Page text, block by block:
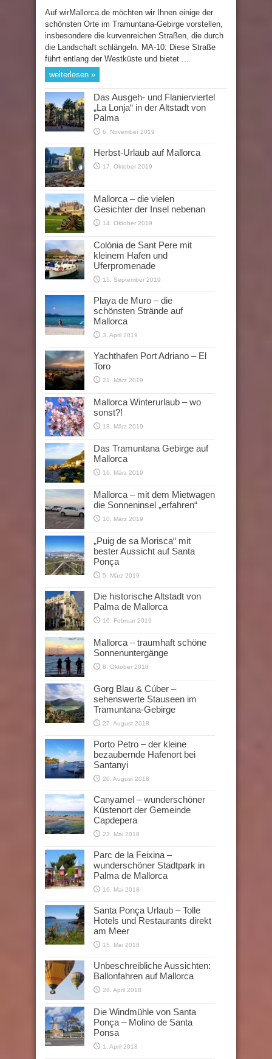
Auf wirMallorca.de möchten wir Ihnen einige der
schönsten Orte im Tramuntana-Gebirge vorstellen,
insbesondere die kurvenreichen Straßen, die durch
die Landschaft schlängeln. MA-10: Diese Straße
führt entlang der Westküste und bietet ...
weiterlesen »
Das Ausgeh- und Flanierviertel
„La Lonja“ in der Altstadt von
Palma
6. November 2019
Herbst-Urlaub auf Mallorca
17. Oktober 2019
Mallorca – die vielen
Gesichter der Insel nebenan
14. Oktober 2019
Colònia de Sant Pere mit
kleinem Hafen und
Uferpromenade
15. September 2019
Playa de Muro – die
schönsten Strände auf
Mallorca
3. April 2019
Yachthafen Port Adriano – El
Toro
21. März 2019
Mallorca Winterurlaub – wo
sonst?!
18. März 2019
Das Tramuntana Gebirge auf
Mallorca
16. März 2019
Mallorca – mit dem Mietwagen
die Sonneninsel „erfahren“
10. März 2019
„Puig de sa Morisca“ mit
bester Aussicht auf Santa
Ponça
5. März 2019
Die historische Altstadt von
Palma de Mallorca
16. Februar 2019
Mallorca – traumhaft schöne
Sonnenuntergänge
8. Oktober 2018
Gorg Blau & Cúber –
sehenswerte Stauseen im
Tramuntana-Gebirge
27. August 2018
Porto Petro – der kleine
bezaubernde Hafenort bei
Santanyi
20. August 2018
Canyamel – wunderschöner
Küstenort der Gemeinde
Capdepera
23. Mai 2018
Parc de la Feixina –
wunderschöner Stadtpark in
Palma de Mallorca
16. Mai 2018
Santa Ponça Urlaub – Tolle
Hotels und Restaurants direkt
am Meer
15. Mai 2018
Unbeschreibliche Aussichten:
Ballonfahren auf Mallorca
28. April 2018
Die Windmühle von Santa
Ponça – Molino de Santa
Ponsa
1. April 2018